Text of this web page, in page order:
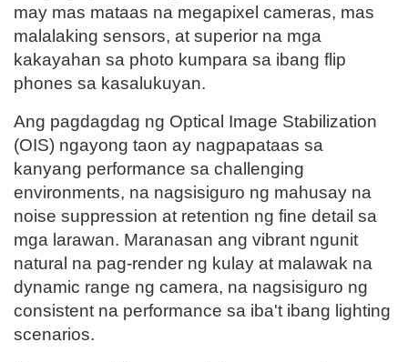
may mas mataas na megapixel cameras, mas
malalaking sensors, at superior na mga
kakayahan sa photo kumpara sa ibang flip
phones sa kasalukuyan.
Ang pagdagdag ng Optical Image Stabilization
(OIS) ngayong taon ay nagpapataas sa
kanyang performance sa challenging
environments, na nagsisiguro ng mahusay na
noise suppression at retention ng fine detail sa
mga larawan. Maranasan ang vibrant ngunit
natural na pag-render ng kulay at malawak na
dynamic range ng camera, na nagsisiguro ng
consistent na performance sa iba't ibang lighting
scenarios.